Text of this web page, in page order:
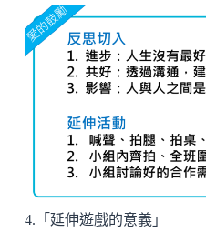
4.「延伸遊戲的意義」